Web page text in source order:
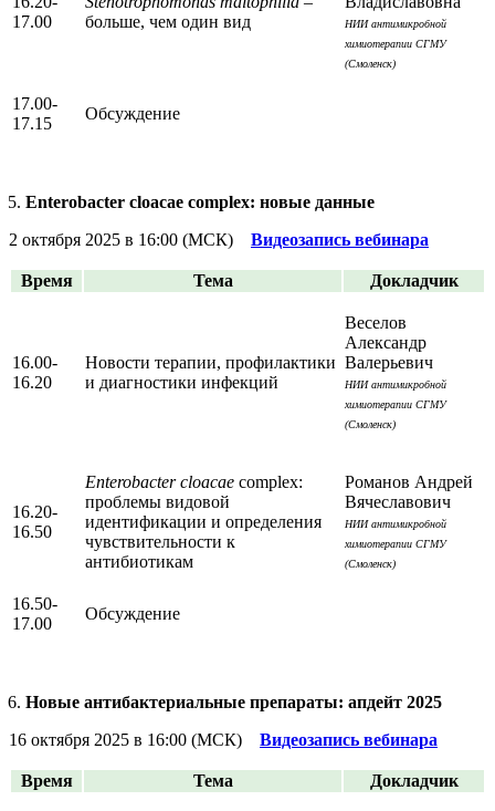
17.00
больше, чем один вид
НИИ антимикробной
химиотерапии СГМУ
(Смоленск)
17.00-
17.15
Обсуждение
Enterobacter cloacae complex: новые данные
2 октября 2025 в 16:00 (МСК) Видеозапись вебинара
Время Тема Докладчик
16.00-
16.20
Новости терапии, профилактики
и диагностики инфекций
Веселов
Александр
Валерьевич
НИИ антимикробной
химиотерапии СГМУ
(Смоленск)
16.20-
16.50
Enterobacter cloacae complex:
проблемы видовой
идентификации и определения
чувствительности к
антибиотикам
Романов Андрей
Вячеславович
НИИ антимикробной
химиотерапии СГМУ
(Смоленск)
16.50-
17.00
Обсуждение
Новые антибактериальные препараты: апдейт 2025
16 октября 2025 в 16:00 (МСК) Видеозапись вебинара
Время Тема Докладчик